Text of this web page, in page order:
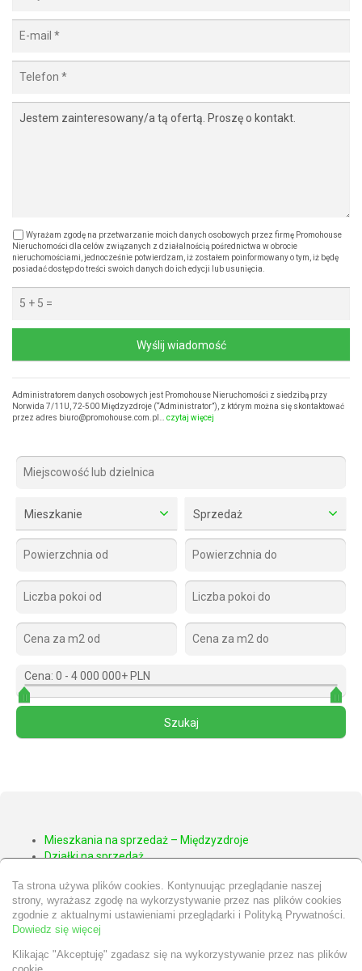
Wyrażam zgodę na przetwarzanie moich danych osobowych przez firmę Promohouse
Nieruchomości dla celów związanych z działalnością pośrednictwa w obrocie
nieruchomościami, jednocześnie potwierdzam, iż zostałem poinformowany o tym, iż będę
posiadać dostęp do treści swoich danych do ich edycji lub usunięcia.
Wyślij wiadomość
Administratorem danych osobowych jest Promohouse Nieruchomości z siedzibą przy
Norwida 7/11U, 72-500 Międzyzdroje (“Administrator”), z którym można się skontaktować
przez adres biuro@promohouse.com.pl… czytaj więcej
Mieszkanie Sprzedaż
Cena: 0 - 4 000 000+ PLN
Mieszkania na sprzedaż – Międzyzdroje
Działki na sprzedaż
Domy na sprzedaż – Międzyzdroje
Nieruchomości Wolin
Nieruchomości Kamień Pomorski
Ta strona używa plików cookies. Kontynuując przeglądanie naszej
strony, wyrażasz zgodę na wykorzystywanie przez nas plików cookies
zgodnie z aktualnymi ustawieniami przeglądarki i Polityką Prywatności.
Dowiedz się więcej
Klikając "Akceptuję" zgadasz się na wykorzystywanie przez nas plików